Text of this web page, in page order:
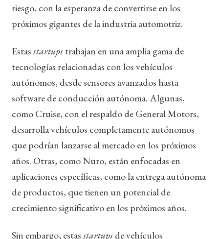
riesgo, con la esperanza de convertirse en los
próximos gigantes de la industria automotriz.
Estasstartupstrabajan en una amplia gama de
tecnologías relacionadas con los vehículos
autónomos, desde sensores avanzados hasta
software de conducción autónoma. Algunas,
como Cruise, con el respaldo de General Motors,
desarrolla vehículos completamente autónomos
que podrían lanzarse al mercado en los próximos
años. Otras, como Nuro, están enfocadas en
aplicaciones específicas, como la entrega autónoma
de productos, que tienen un potencial de
crecimiento significativo en los próximos años.
Sin embargo, estasstartupsde vehículos